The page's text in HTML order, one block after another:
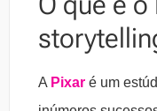
A Pixar é um